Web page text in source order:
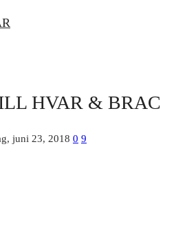
HVAR & BRAC
juni 23, 2018 0 9